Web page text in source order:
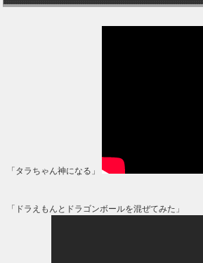
「タラちゃん神になる」
「ドラえもんとドラゴンボールを混ぜてみた」